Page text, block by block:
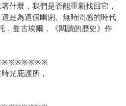
什麼，我們是否能重新找回它，
是為這個幽閉、無時間感的時代
．曼古埃爾，《閱讀的歷史》作
光庇護所，